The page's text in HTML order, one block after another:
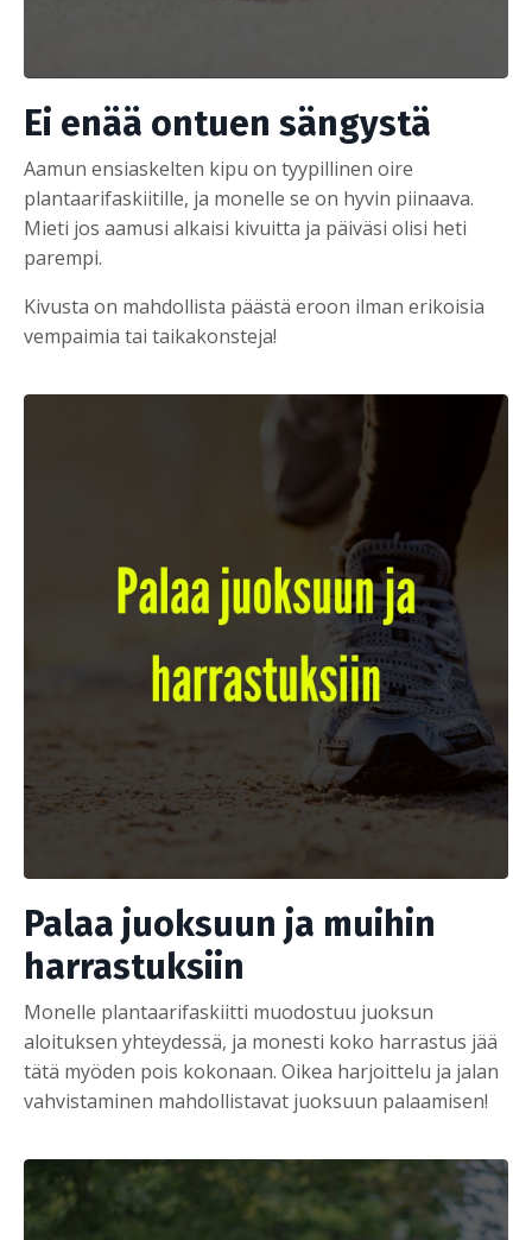
Ei enää ontuen sängystä
Aamun ensiaskelten kipu on tyypillinen oire
plantaarifaskiitille, ja monelle se on hyvin piinaava.
Mieti jos aamusi alkaisi kivuitta ja päiväsi olisi heti
parempi.
Kivusta on mahdollista päästä eroon ilman erikoisia
vempaimia tai taikakonsteja!
Palaa juoksuun ja muihin
harrastuksiin
Monelle plantaarifaskiitti muodostuu juoksun
aloituksen yhteydessä, ja monesti koko harrastus jää
tätä myöden pois kokonaan. Oikea harjoittelu ja jalan
vahvistaminen mahdollistavat juoksuun palaamisen!